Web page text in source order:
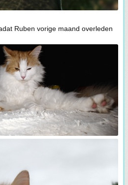
Ruben vorige maand overleden